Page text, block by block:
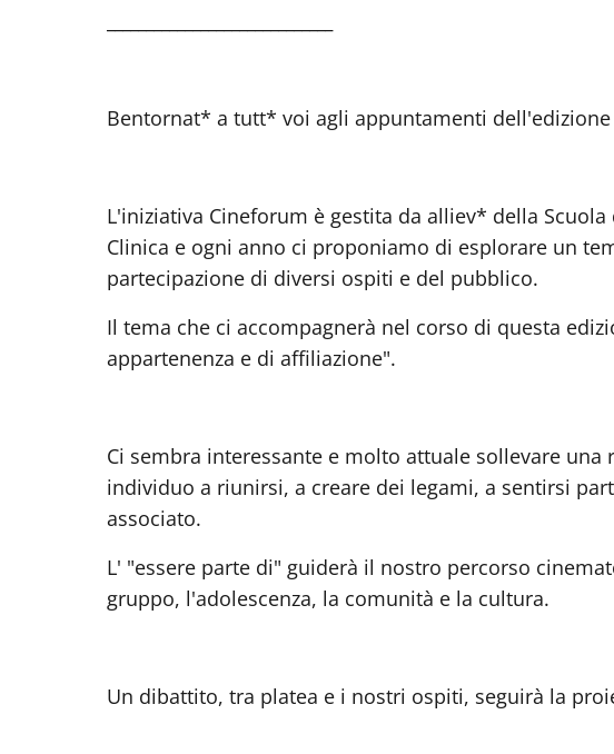
Bentornat* a tutt* voi agli appuntamenti
L'iniziativa Cineforum è gestita da alliev* della
Clinica e ogni anno ci proponiamo di esplorare un
partecipazione di diversi ospiti e del pubblico.
Il tema che ci accompagnerà nel corso di questa
appartenenza e di affiliazione".
Ci sembra interessante e molto attuale sollevare
individuo a riunirsi, a creare dei legami, a sentirsi
associato.
L' "essere parte di" guiderà il nostro percorso
gruppo, l'adolescenza, la comunità e la cultura.
Un dibattito, tra platea e i nostri ospiti, seguirà la